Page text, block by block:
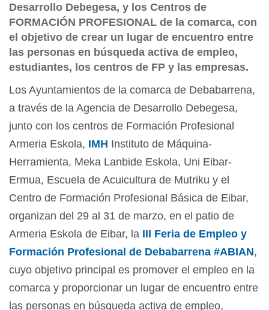
Desarrollo Debegesa, y los Centros de
FORMACIÓN PROFESIONAL de la comarca, con
el objetivo de crear un lugar de encuentro entre
las personas en búsqueda activa de empleo,
estudiantes, los centros de FP y las empresas.
Los Ayuntamientos de la comarca de Debabarrena,
a través de la Agencia de Desarrollo Debegesa,
junto con los centros de Formación Profesional
Armeria Eskola, IMH Instituto de Máquina-
Herramienta, Meka Lanbide Eskola, Uni Eibar-
Ermua, Escuela de Acuicultura de Mutriku y el
Centro de Formación Profesional Básica de Eibar,
organizan del 29 al 31 de marzo, en el patio de
Armeria Eskola de Eibar, la III Feria de Empleo y
Formación Profesional de Debabarrena #ABIAN,
cuyo objetivo principal es promover el empleo en la
comarca y proporcionar un lugar de encuentro entre
las personas en búsqueda activa de empleo,